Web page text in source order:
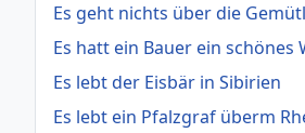
Es geht nichts über die
Es hatt ein Bauer ein schönes
Es lebt der Eisbär in Sibirien
Es lebt ein Pfalzgraf überm